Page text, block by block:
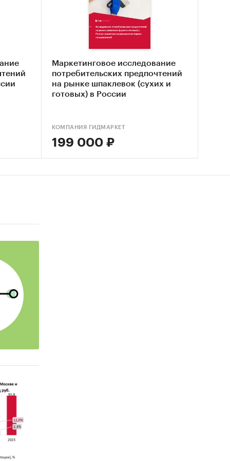
о
и
Маркетинговое исследование
потребительских предпочтений
на рынке шпаклевок (сухих и
готовых) в России
КОМПАНИЯ ГИДМАРКЕТ
199 000 ₽